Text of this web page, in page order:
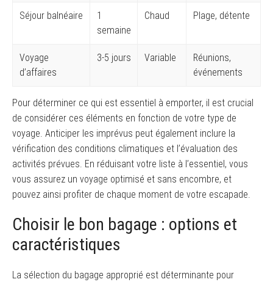
Séjour balnéaire
1
semaine
Chaud Plage, détente
Voyage
d’affaires
3-5 jours Variable
Réunions,
événements
Pour déterminer ce qui est essentiel à emporter, il est crucial
de considérer ces éléments en fonction de votre type de
voyage. Anticiper les imprévus peut également inclure la
vérification des conditions climatiques et l’évaluation des
activités prévues. En réduisant votre liste à l’essentiel, vous
vous assurez un voyage optimisé et sans encombre, et
pouvez ainsi profiter de chaque moment de votre escapade.
Choisir le bon bagage : options et
caractéristiques
La sélection du bagage approprié est déterminante pour